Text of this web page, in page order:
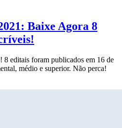
Baixe Agora 8
8 editais foram publicados em 16 de
médio e superior. Não perca!